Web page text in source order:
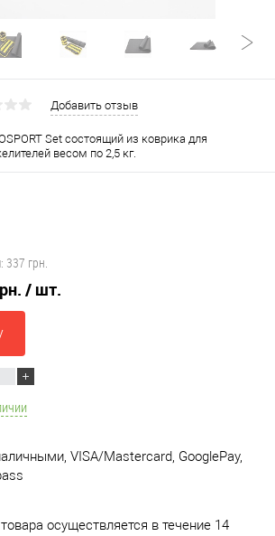
Добавить отзыв
Set состоящий из коврика для
весом по 2,5 кг.
337 грн.
/ шт.
VISA/Mastercard, GooglePay,
осуществляется в течение 14